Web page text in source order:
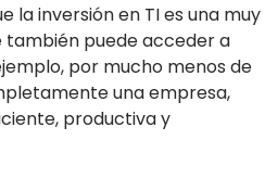
la inversión en TI es una muy
también puede acceder a
por mucho menos de
una empresa,
productiva y